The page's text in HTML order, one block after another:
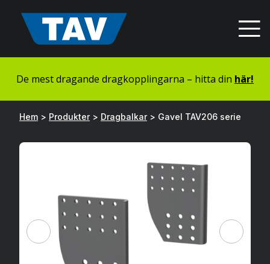
sisältöön
De mest dragande dragkopplingarna – hitta din här!
Hem > Produkter> Dragbalkar> Gavel TAV206 serie